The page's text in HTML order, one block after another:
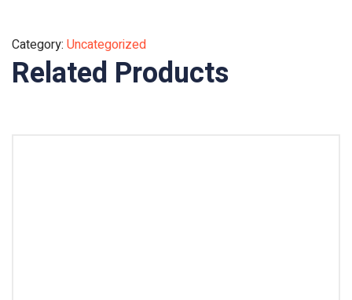
Category: Uncategorized
Related Products